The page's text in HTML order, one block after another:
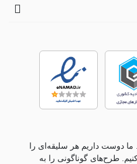
دوست داریم هر سلیقه‌ای را
کنیم. طرح‌های گوناگونی را به